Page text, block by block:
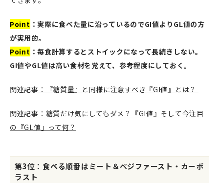
Point ：実際に食べた量に沿っているのでGI値よりGL値の方
が実用的。
Point ：毎食計算するとストイックになって長続きしない。
GI値やGL値は高い食材を覚えて、参考程度にしておく。
関連記事：『糖質量』と同様に注意すべき『GI値』とは？
関連記事：糖質だけ気にしてもダメ？『GI値』そして今注目
の『GL値」って何？
第3位：食べる順番はミート＆ベジファースト・カーボ
ラスト